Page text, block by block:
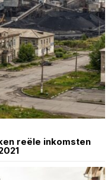
reële inkomsten